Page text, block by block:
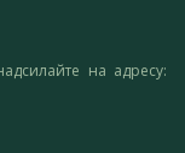
на адресу: